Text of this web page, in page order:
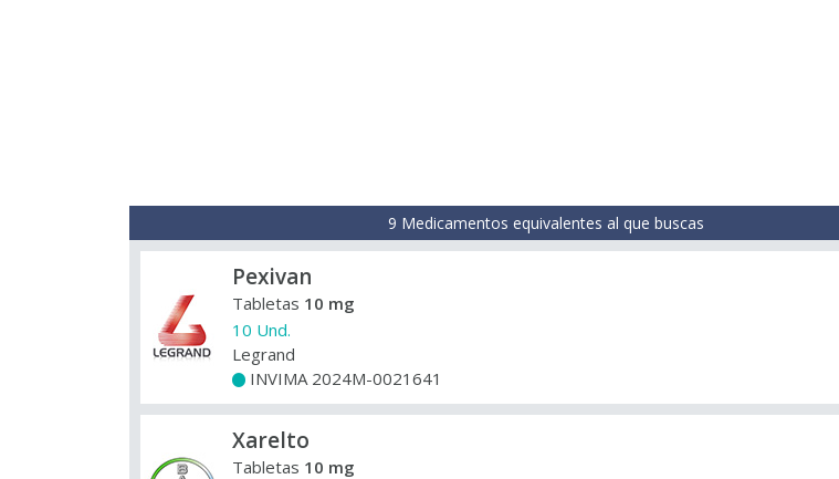
9 Medicamentos equivalentes al que buscas
Pexivan
Tabletas 10 mg
10 Und.
Legrand
INVIMA 2024M-0021641
Xarelto
Tabletas 10 mg